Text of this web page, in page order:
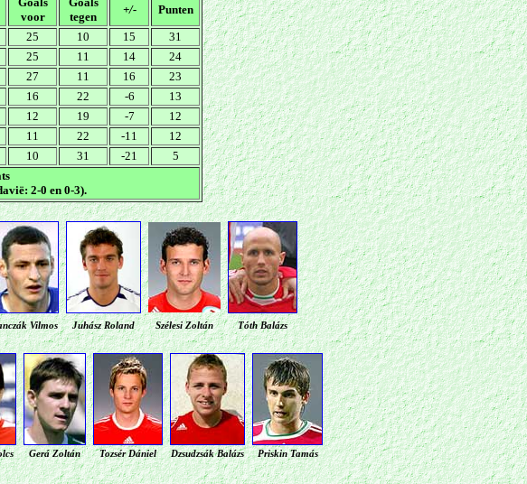
voor
tegen
+/-
Punten
25 10 15
31
25 11 14
24
27 11 16
23
16 22 -6
13
12 19 -7
12
11 22 -11
12
10 31 -21
5
2-0 en 0-3).
Vilmos Juhász Roland Szélesi Zoltán Tóth Balázs
Gerá Zoltán Tozsér Dániel Dzsudzsák Balázs Priskin Tamás